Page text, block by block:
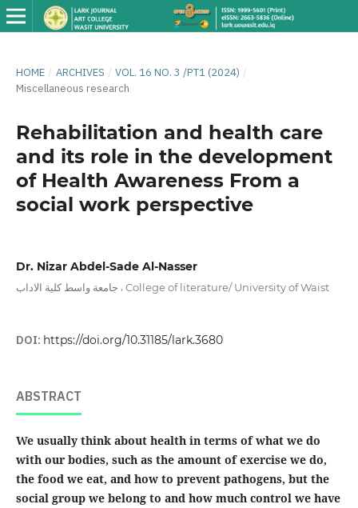
HOME / ARCHIVES / VOL. 16 NO. 3 /PT1 (2024) /
Miscellaneous research
Rehabilitation and health care
and its role in the development
of Health Awareness From a
social work perspective
Dr. Nizar Abdel-Sade Al-Nasser
جامعة واسط كلية الاداب College of literature/ University of Waist
DOI: https://doi.org/10.31185/lark.3680
ABSTRACT
We usually think about health in terms of what we do
with our bodies, such as the amount of exercise we do,
the food we eat, and how to prevent pathogens, but the
social group we belong to and how much control we have